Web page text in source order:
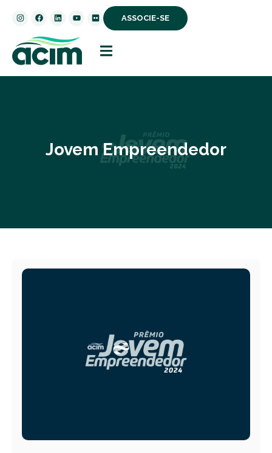
ASSOCIE-SE
Jovem Empreendedor